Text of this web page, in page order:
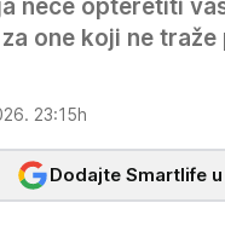
neće opteretiti
one koji ne traže
23:15h
Dodajte Smartlife